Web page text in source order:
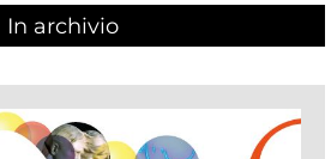
In archivio